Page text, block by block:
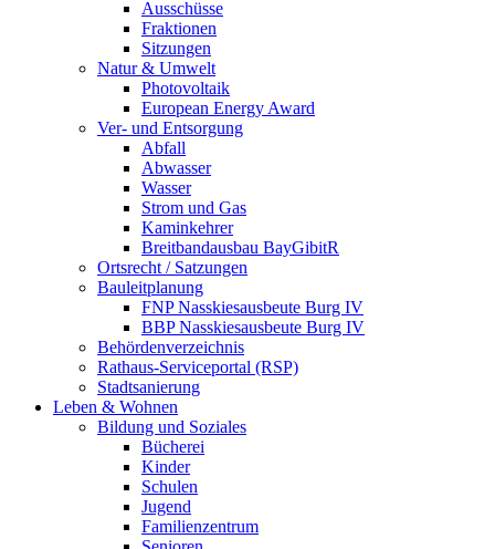
Ausschüsse
Fraktionen
Sitzungen
Natur & Umwelt
Photovoltaik
European Energy Award
Ver- und Entsorgung
Abfall
Abwasser
Wasser
Strom und Gas
Kaminkehrer
Breitbandausbau BayGibitR
Ortsrecht / Satzungen
Bauleitplanung
FNP Nasskiesausbeute Burg IV
BBP Nasskiesausbeute Burg IV
Behördenverzeichnis
Rathaus-Serviceportal (RSP)
Stadtsanierung
Leben & Wohnen
Bildung und Soziales
Bücherei
Kinder
Schulen
Jugend
Familienzentrum